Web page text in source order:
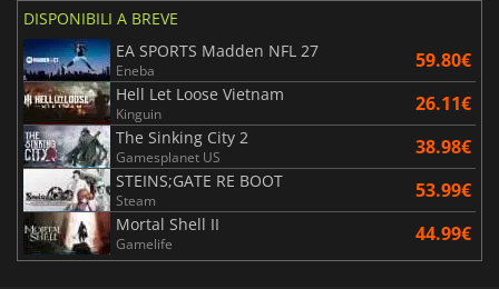
DISPONIBILI A BREVE
EA SPORTS Madden NFL 27
Eneba 59.80€
Hell Let Loose Vietnam
Kinguin 26.11€
The Sinking City 2
Gamesplanet US 38.98€
STEINS;GATE RE BOOT
Steam 53.99€
Mortal Shell II
Gamelife 44.99€